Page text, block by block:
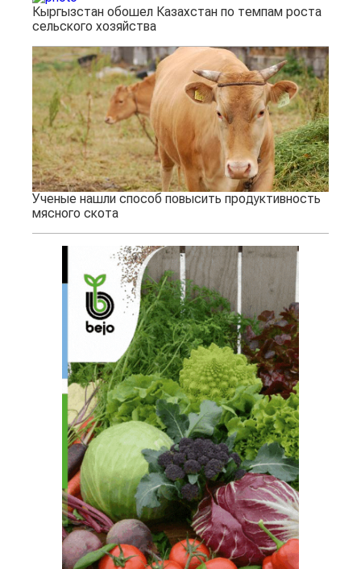
Кыргызстан обошел Казахстан по темпам роста
сельского хозяйства
Ученые нашли способ повысить продуктивность
мясного скота